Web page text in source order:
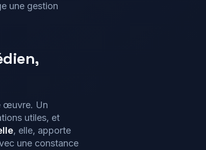
une gestion
œuvre. Un
utiles, et
, elle, apporte
une constance